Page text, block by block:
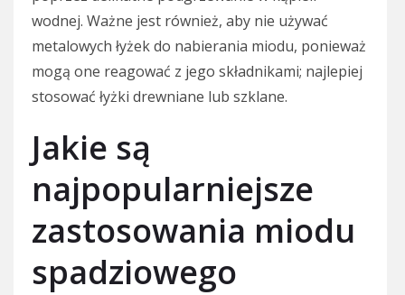
wodnej. Ważne jest również, aby nie używać
metalowych łyżek do nabierania miodu, ponieważ
mogą one reagować z jego składnikami; najlepiej
stosować łyżki drewniane lub szklane.
Jakie są
najpopularniejsze
zastosowania miodu
spadziowego